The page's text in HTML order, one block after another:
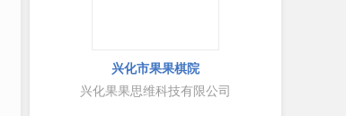
兴化市果果棋院
兴化果果思维科技有限公司